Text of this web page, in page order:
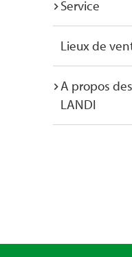
Service
Lieux de
A propos
LANDI